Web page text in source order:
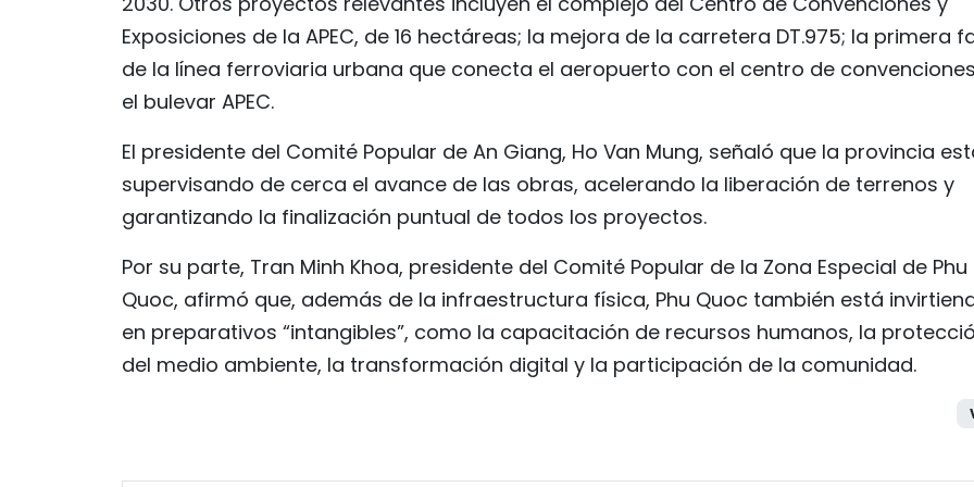
Exposiciones de la APEC, de 16 hectáreas; la mejora de la carretera DT.975; la primera
de la línea ferroviaria urbana que conecta el aeropuerto con el centro de
el bulevar APEC.
El presidente del Comité Popular de An Giang, Ho Van Mung, señaló que la provincia
supervisando de cerca el avance de las obras, acelerando la liberación de terrenos y
garantizando la finalización puntual de todos los proyectos.
Por su parte, Tran Minh Khoa, presidente del Comité Popular de la Zona Especial de Phu
Quoc, afirmó que, además de la infraestructura física, Phu Quoc también está
en preparativos “intangibles”, como la capacitación de recursos humanos, la
del medio ambiente, la transformación digital y la participación de la comunidad.